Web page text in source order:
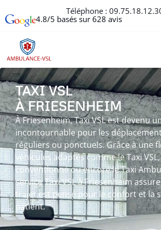
Téléphone :
4.8/5 basés sur 628 avis
TAXI VSL
À FRIESENHEIM
À Friesenheim, Taxi VSL est devenu
incontournable pour les
réguliers ou ponctuels. Grâce à une
véhicules adaptés comme le Taxi VSL,
conventionné ou encore le Taxi
service Taxi VSL à Friesenheim
trajet est pensé pour le confort et la
patient.